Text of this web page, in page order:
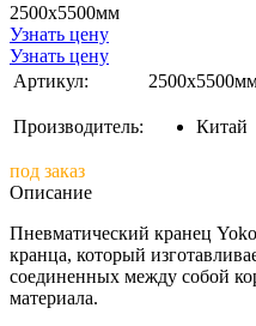
2500х5500мм
Узнать цену
Узнать цену
Артикул:
Производитель: Китай
под заказ
Описание
Пневматический кранец
кранца, который
соединенных между собой
материала.